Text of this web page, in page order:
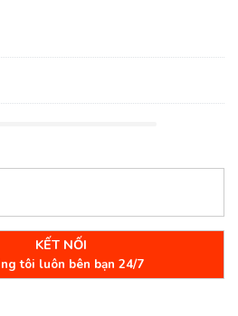
KẾT NỐI
tôi luôn bên bạn 24/7